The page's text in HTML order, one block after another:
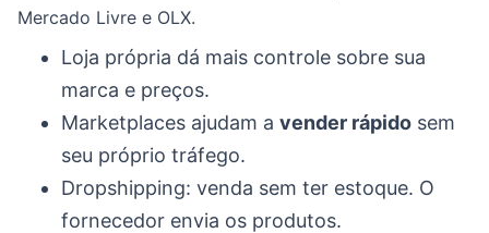
Mercado Livre e OLX.
Loja própria dá mais controle sobre sua
marca e preços.
Marketplaces ajudam a vender rápido sem
seu próprio tráfego.
Dropshipping: venda sem ter estoque. O
fornecedor envia os produtos.